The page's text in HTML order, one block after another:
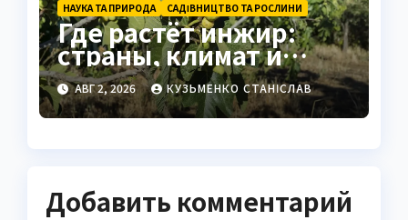
НАУКА ТА ПРИРОДА САДІВНИЦТВО ТА РОСЛИНИ
Где растёт инжир:
страны, климат и
секреты
выращивания
АВГ 2, 2026 КУЗЬМЕНКО СТАНІСЛАВ
Добавить комментарий